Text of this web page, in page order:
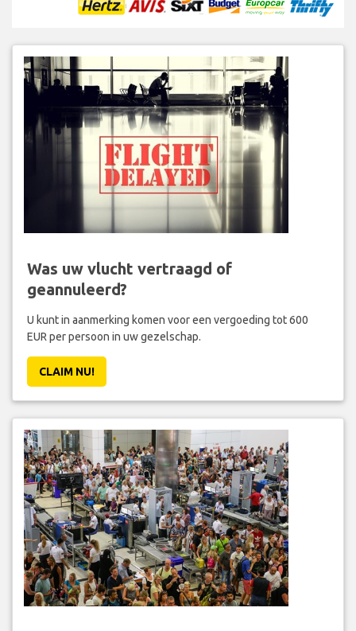
Was uw vlucht vertraagd of
geannuleerd?
U kunt in aanmerking komen voor een vergoeding tot 600
EUR per persoon in uw gezelschap.
CLAIM NU!